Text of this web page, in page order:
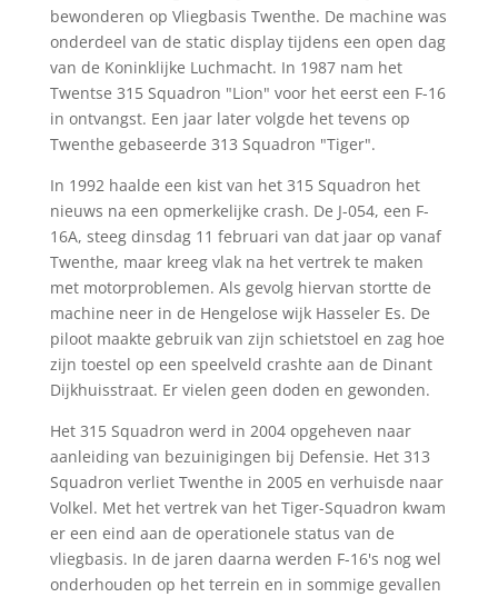
bewonderen op Vliegbasis Twenthe. De machine was
onderdeel van de static display tijdens een open dag
van de Koninklijke Luchmacht. In 1987 nam het
Twentse 315 Squadron "Lion" voor het eerst een F-16
in ontvangst. Een jaar later volgde het tevens op
Twenthe gebaseerde 313 Squadron "Tiger".
In 1992 haalde een kist van het 315 Squadron het
nieuws na een opmerkelijke crash. De J-054, een F-
16A, steeg dinsdag 11 februari van dat jaar op vanaf
Twenthe, maar kreeg vlak na het vertrek te maken
met motorproblemen. Als gevolg hiervan stortte de
machine neer in de Hengelose wijk Hasseler Es. De
piloot maakte gebruik van zijn schietstoel en zag hoe
zijn toestel op een speelveld crashte aan de Dinant
Dijkhuisstraat. Er vielen geen doden en gewonden.
Het 315 Squadron werd in 2004 opgeheven naar
aanleiding van bezuinigingen bij Defensie. Het 313
Squadron verliet Twenthe in 2005 en verhuisde naar
Volkel. Met het vertrek van het Tiger-Squadron kwam
er een eind aan de operationele status van de
vliegbasis. In de jaren daarna werden F-16's nog wel
onderhouden op het terrein en in sommige gevallen